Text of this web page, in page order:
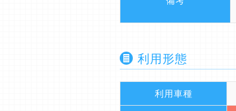
利用形態
利用車種